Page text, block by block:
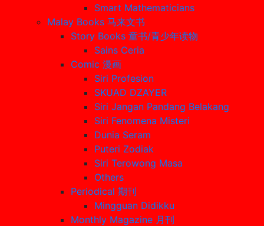
Smart Mathematicians
Malay Books 马来文书
Story Books 童书/青少年读物
Sains Ceria
Comic 漫画
Siri Profesion
SKUAD DZAYER
Siri Jangan Pandang Belakang
Siri Fenomena Misteri
Dunia Seram
Puteri Zodiak
Siri Terowong Masa
Others
Periodical 期刊
Mingguan Didikku
Monthly Magazine 月刊